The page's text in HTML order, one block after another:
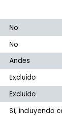
No
No
Andes
Excluido
Excluido
Sí, incluyendo